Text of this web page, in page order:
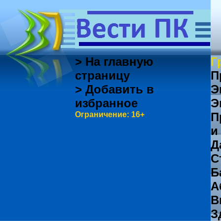
> На главную
страницу
> Добавить в
избранное
Ограничение: 16+